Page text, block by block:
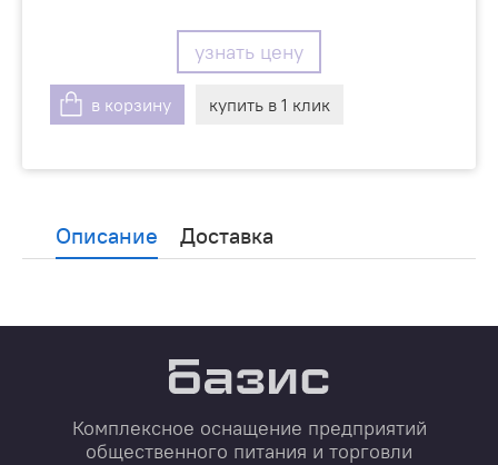
узнать цену
в корзину купить в 1 клик
Описание Доставка
Комплексное оснащение предприятий
общественного питания и торговли